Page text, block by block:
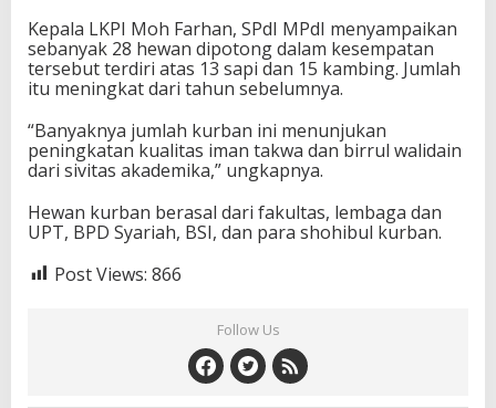
Kepala LKPI Moh Farhan, SPdI MPdI menyampaikan
sebanyak 28 hewan dipotong dalam kesempatan
tersebut terdiri atas 13 sapi dan 15 kambing. Jumlah
itu meningkat dari tahun sebelumnya.
“Banyaknya jumlah kurban ini menunjukan
peningkatan kualitas iman takwa dan birrul walidain
dari sivitas akademika,” ungkapnya.
Hewan kurban berasal dari fakultas, lembaga dan
UPT, BPD Syariah, BSI, dan para shohibul kurban.
Post Views: 866
Follow Us